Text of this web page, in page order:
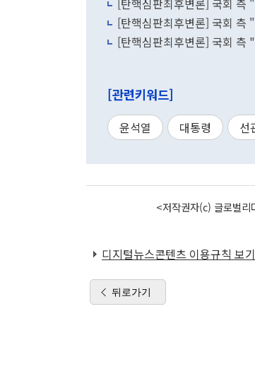
[탄핵심판최후변론] 국회
[탄핵심판최후변론] 국회 측
[탄핵심판최후변론] 국회 측
[관련키워드]
윤석열 대통령 선
<저작권자(c) 글로벌
디지털뉴스콘텐츠 이용규칙 보기
뒤로가기